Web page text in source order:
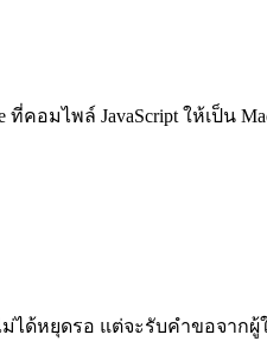
ที่คอมไพล์ JavaScript ให้เป็น
ม่ได้หยุดรอ แต่จะรับคำขอจา